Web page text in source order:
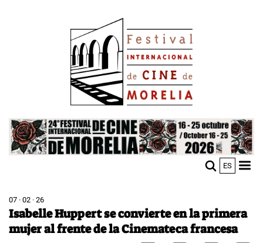
Image
ES
07 · 02 · 26
Isabelle Huppert se convierte en la primera
mujer al frente de la Cinemateca francesa